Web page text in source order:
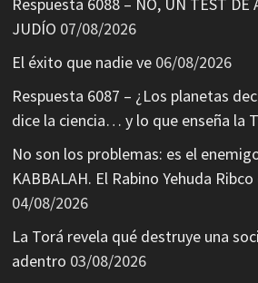
Respuesta 6088 – NO, UN TEST DE
JUDÍO 07/08/2026
El éxito que nadie ve 06/08/2026
Respuesta 6087 – ¿Los planetas
dice la ciencia… y lo que enseña la
No son los problemas: es el
KABBALAH. El Rabino Yehuda
04/08/2026
La Torá revela qué destruye una
adentro 03/08/2026